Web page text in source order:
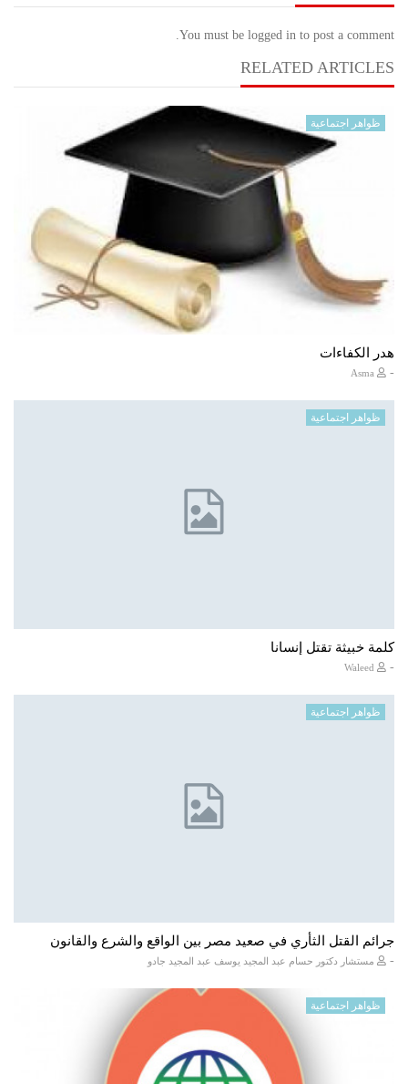
You must be logged in to post a comment.
RELATED ARTICLES
ظواهر اجتماعية
هدر الكفاءات
-
ظواهر اجتماعية
كلمة خبيثة تقتل إنسانا
-
ظواهر اجتماعية
جرائم القتل الثأري في صعيد مصر بين الواقع والشرع والقانون
- مستشار دكتور حسام عبد المجيد يوسف عبد المجيد جادو
ظواهر اجتماعية